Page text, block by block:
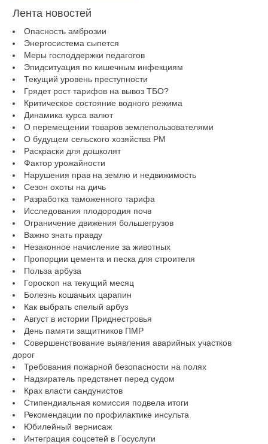
Лента новостей
Опасность амброзии
Энергосистема сыпется
Меры господдержки педагогов
Эпидситуация по кишечным инфекциям
Текущий уровень преступности
Грядет рост тарифов на вывоз ТБО?
Критическое состояние водного режима
Динамика курса валют
О перемещении товаров землепользователями
О будущем сельского хозяйства РМ
Раскраски для дошколят
Фактор урожайности
Нарушения прав на землю и недвижимость
Сезон охоты на дичь
Разработка таможенного тарифа
Исследования плодородия почв
Ограничение движения большегрузов
Важно знать правду
Незаконное начисление за животных
Пропорции цемента и песка для строителя
Польза арбуза
Гороскоп на текущий месяц
Болезнь кошачьих царапин
Как выбрать спелый арбуз
Август в истории Приднестровья
День памяти защитников ПМР
Совершенствование выявления аварийных участков
дорог
Требования пожарной безопасности на полях
Надзиратель предстанет перед судом
Крах власти сандунистов
Стипендиальная комиссия подвела итоги
Рекомендации по профилактике инсульта
Юбилейный вернисаж
Интеграция соцсетей в Госуслуги